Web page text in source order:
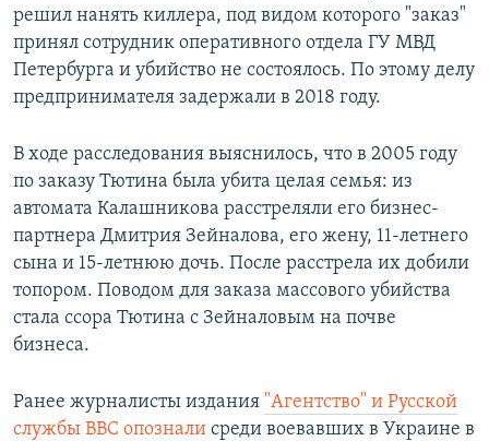
решил нанять киллера, под видом которого "заказ"
принял сотрудник оперативного отдела ГУ МВД
Петербурга и убийство не состоялось. По этому делу
предпринимателя задержали в 2018 году.
В ходе расследования выяснилось, что в 2005 году
по заказу Тютина была убита целая семья: из
автомата Калашникова расстреляли его бизнес-
партнера Дмитрия Зейналова, его жену, 11-летнего
сына и 15-летнюю дочь. После расстрела их добили
топором. Поводом для заказа массового убийства
стала ссора Тютина с Зейналовым на почве
бизнеса.
Ранее журналисты издания "Агентство" и Русской
службы BBC опознали среди воевавших в Украине в